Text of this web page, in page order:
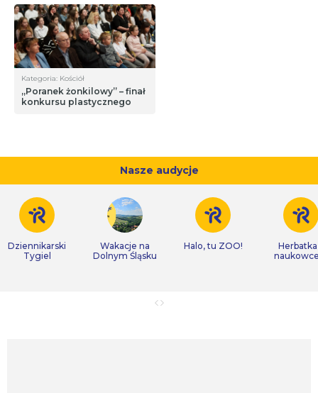
Kategoria: Kościół
„Poranek żonkilowy” – finał
konkursu plastycznego
Nasze audycje
Dziennikarski
Tygiel
Wakacje na
Dolnym Śląsku
Halo, tu ZOO!